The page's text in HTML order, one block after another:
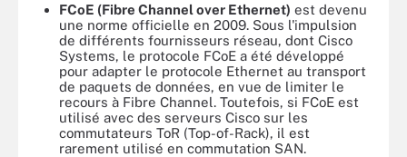
FCoE (Fibre Channel over Ethernet) est devenu
une norme officielle en 2009. Sous l'impulsion
de différents fournisseurs réseau, dont Cisco
Systems, le protocole FCoE a été développé
pour adapter le protocole Ethernet au transport
de paquets de données, en vue de limiter le
recours à Fibre Channel. Toutefois, si FCoE est
utilisé avec des serveurs Cisco sur les
commutateurs ToR (Top-of-Rack), il est
rarement utilisé en commutation SAN.